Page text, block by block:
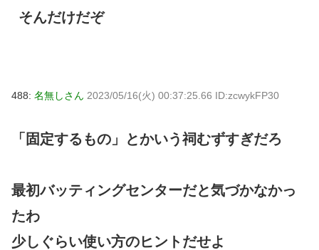
そんだけだぞ
488: 名無しさん 2023/05/16(火) 00:37:25.66 ID:zcwykFP30
「固定するもの」とかいう祠むずすぎだろ
最初バッティングセンターだと気づかなかっ
たわ
少しぐらい使い方のヒントだせよ